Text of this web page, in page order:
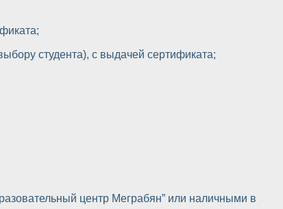
студента), с выдачей сертификата;
центр Меграбян” или наличными в